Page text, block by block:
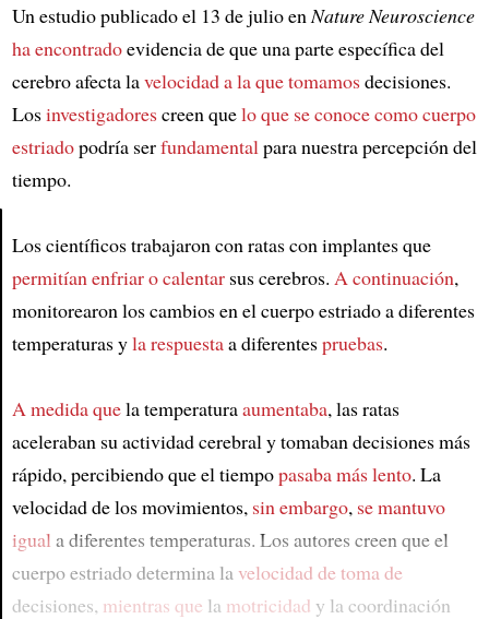
Article
Un estudio publicado el 13 de julio en Nature Neuroscience
ha encontradoevidencia de que una parte específica del
cerebro afecta lavelocidad a la quetomamosdecisiones.
Losinvestigadorescreen quelo que se conoce comocuerpo
estriadopodría serfundamental para nuestra percepción del
tiempo.
Los científicos trabajaron con ratas con implantes que
permitían enfriar o calentarsus cerebros. A continuación,
monitorearon los cambios en el cuerpo estriado a diferentes
temperaturas yla respuestaa diferentespruebas.
A medida quela temperaturaaumentaba, las ratas
aceleraban su actividad cerebral y tomaban decisiones más
rápido, percibiendo que el tiempopasaba más lento. La
velocidad de los movimientos, sin embargo, se mantuvo
igual a diferentes temperaturas. Los autores creen que el
cuerpo estriado determina la velocidad de toma de
decisiones, mientras que la motricidad y la coordinación